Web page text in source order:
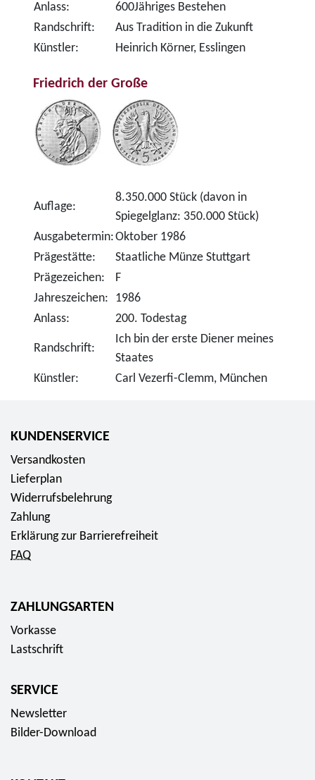
Anlass:
600Jähriges Bestehen
Randschrift:
Aus Tradition in die Zukunft
Künstler:
Heinrich Körner, Esslingen
Friedrich der Große
Auflage:
8.350.000 Stück (davon in
Spiegelglanz: 350.000 Stück)
Ausgabetermin:Oktober 1986
Prägestätte:
Staatliche Münze Stuttgart
Prägezeichen:
F
Jahreszeichen:
1986
Anlass:
200. Todestag
Randschrift:
Ich bin der erste Diener meines
Staates
Künstler:
Carl Vezerfi-Clemm, München
KUNDENSERVICE
Versandkosten
Lieferplan
Widerrufsbelehrung
Zahlung
Erklärung zur Barrierefreiheit
FAQ
ZAHLUNGSARTEN
Vorkasse
Lastschrift
SERVICE
Newsletter
Bilder-Download